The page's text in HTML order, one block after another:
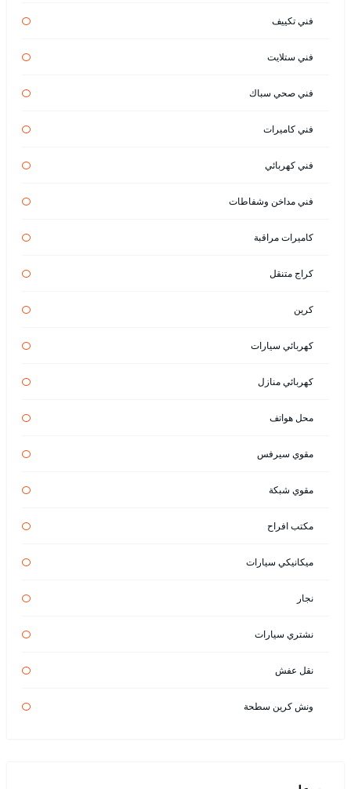
فني تكييف
فني ستلايت
فني صحي سباك
فني كاميرات
فني كهربائي
فني مداخن وشفاطات
كاميرات مراقبة
كراج متنقل
كرين
كهربائي سيارات
كهربائي منازل
محل هواتف
مقوي سيرفس
مقوي شبكة
مكتب افراح
ميكانيكي سيارات
نجار
نشتري سيارات
نقل عفش
ونش كرين سطحة